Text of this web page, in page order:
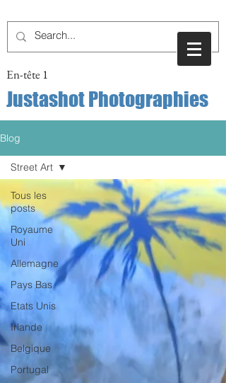
En-tête 1
Justashot Photographies
Blog
Tous les
posts
Royaume
Uni
Allemagne
Pays Bas
Etats Unis
Irlande
Belgique
Portugal
Street Art